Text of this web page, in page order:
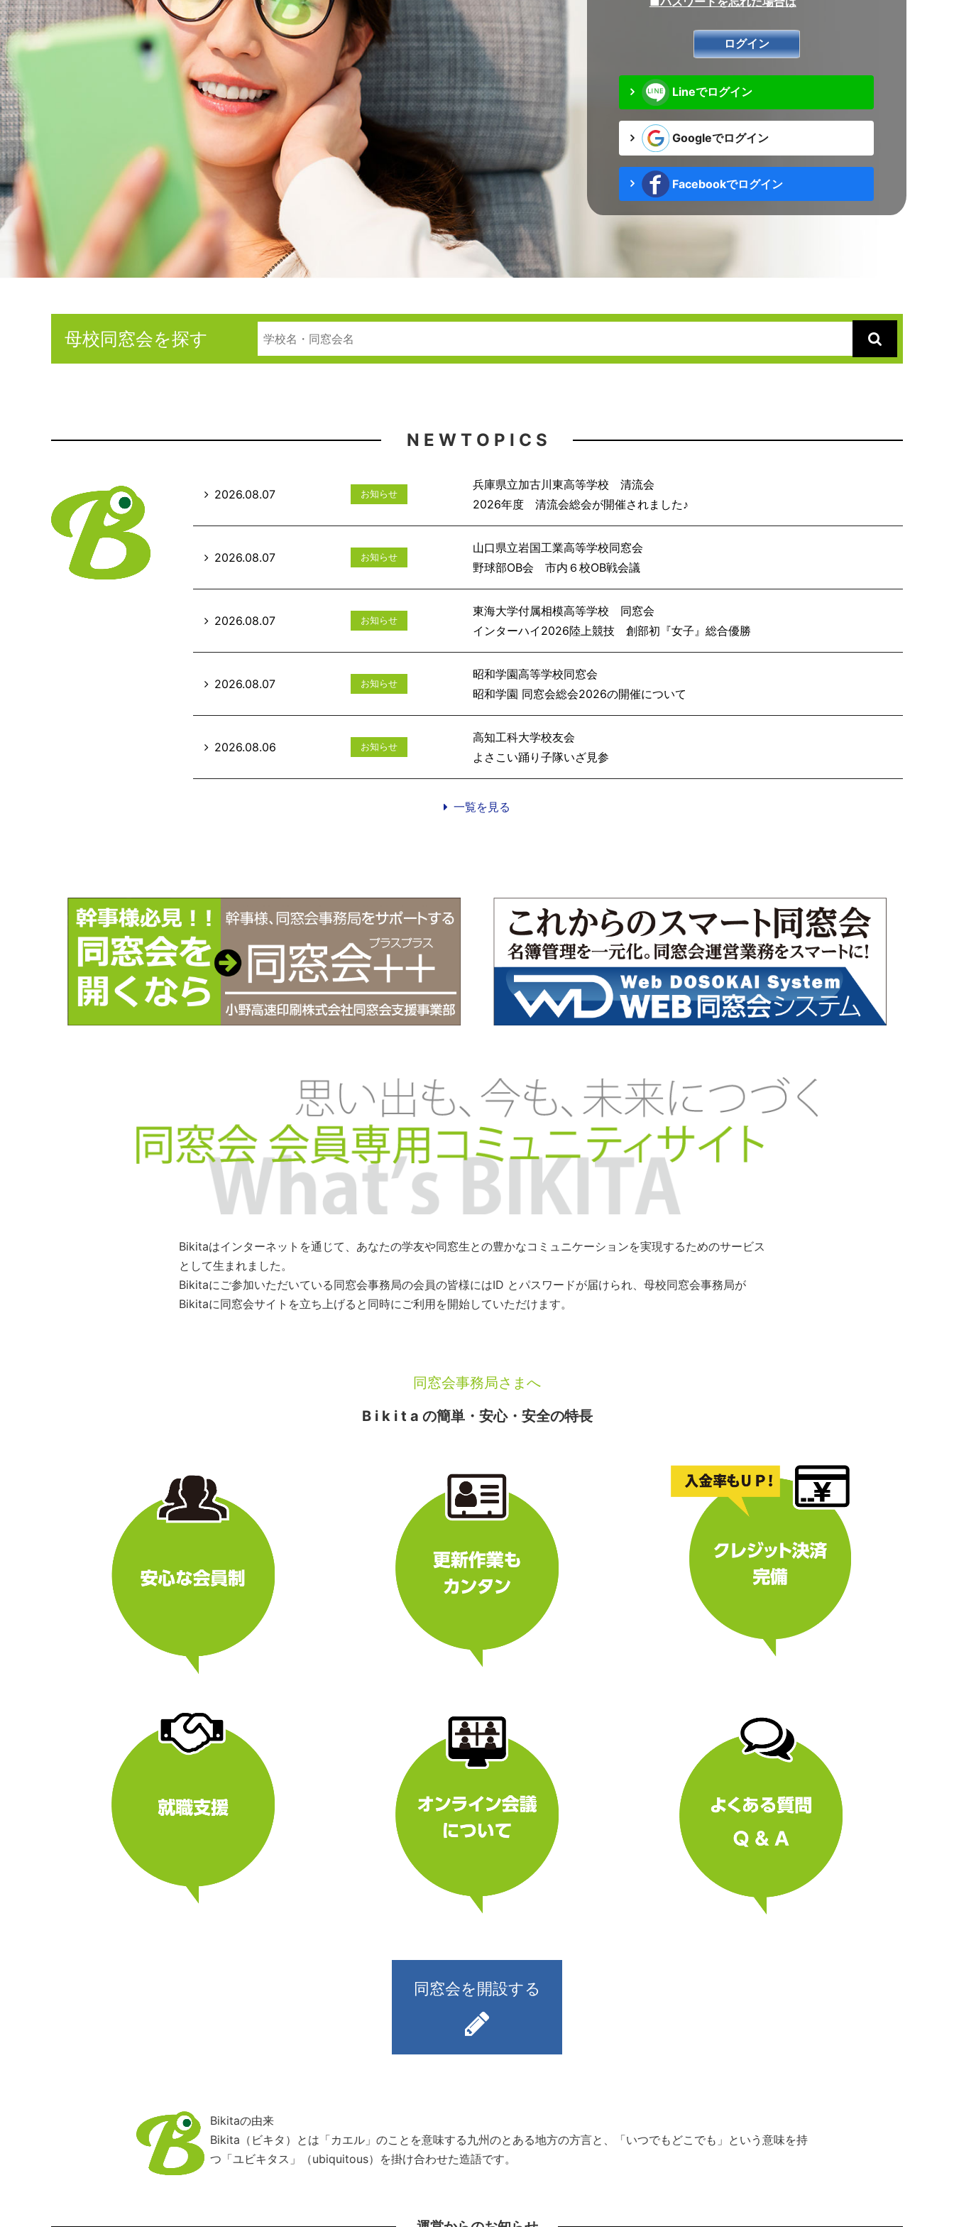
Lineでログイン
Googleでログイン
Facebookでログイン
母校同窓会を探す
N E W T O P I C S
2026.08.07 お知らせ
兵庫県立加古川東高等学校 清流会
2026年度 清流会総会が開催されました♪
2026.08.07 お知らせ
山口県立岩国工業高等学校同窓会
野球部OB会 市内６校OB戦会議
2026.08.07 お知らせ
東海大学付属相模高等学校 同窓会
インターハイ2026陸上競技 創部初『女子』総合優勝
2026.08.07 お知らせ
昭和学園高等学校同窓会
昭和学園 同窓会総会2026の開催について
2026.08.06 お知らせ
高知工科大学校友会
よさこい踊り子隊いざ見参
一覧を見る
Bikitaはインターネットを通じて、あなたの学友や同窓生との豊かなコミュニケーションを実現するためのサービス
として生まれました。
Bikitaにご参加いただいている同窓会事務局の会員の皆様にはID とパスワードが届けられ、母校同窓会事務局が
Bikitaに同窓会サイトを立ち上げると同時にご利用を開始していただけます。
同窓会事務局さまへ
B i k i t a の簡単・安心・安全の特長
同窓会を開設する
Bikitaの由来
Bikita（ビキタ）とは「カエル」のことを意味する九州のとある地方の方言と、「いつでもどこでも」という意味を持
つ「ユビキタス」（ubiquitous）を掛け合わせた造語です。